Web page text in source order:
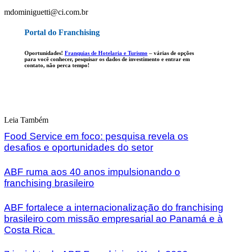
mdominiguetti@ci.com.br
Portal do Franchising
Oportunidades! Franquias de Hotelaria e Turismo – várias de opções
para você conhecer, pesquisar os dados de investimento e entrar em
contato, não perca tempo!
Leia Também
Food Service em foco: pesquisa revela os
desafios e oportunidades do setor
ABF ruma aos 40 anos impulsionando o
franchising brasileiro
ABF fortalece a internacionalização do franchising
brasileiro com missão empresarial ao Panamá e à
Costa Rica